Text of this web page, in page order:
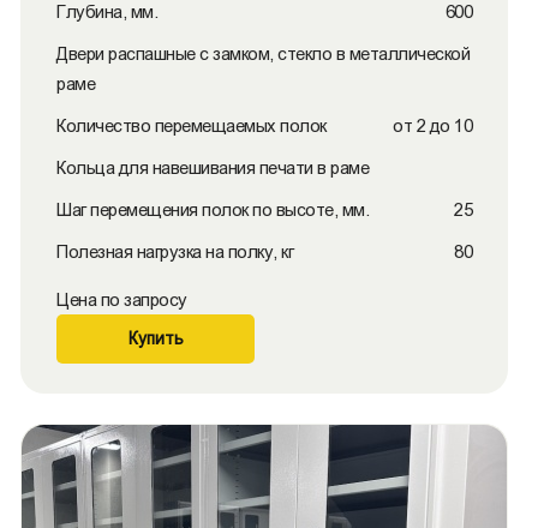
Глубина, мм. 600
Двери распашные с замком, стекло в металлической
раме
Количество перемещаемых полок от 2 до 10
Кольца для навешивания печати в раме
Шаг перемещения полок по высоте, мм. 25
Полезная нагрузка на полку, кг 80
Цена по запросу
Купить